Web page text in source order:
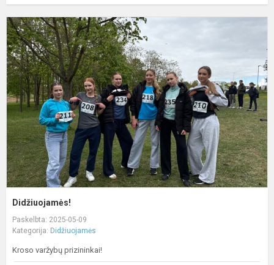
Didžiuojamės!
Paskelbta: 2025-05-09
Kategorija: Didžiuojamės
Kroso varžybų prizininkai!